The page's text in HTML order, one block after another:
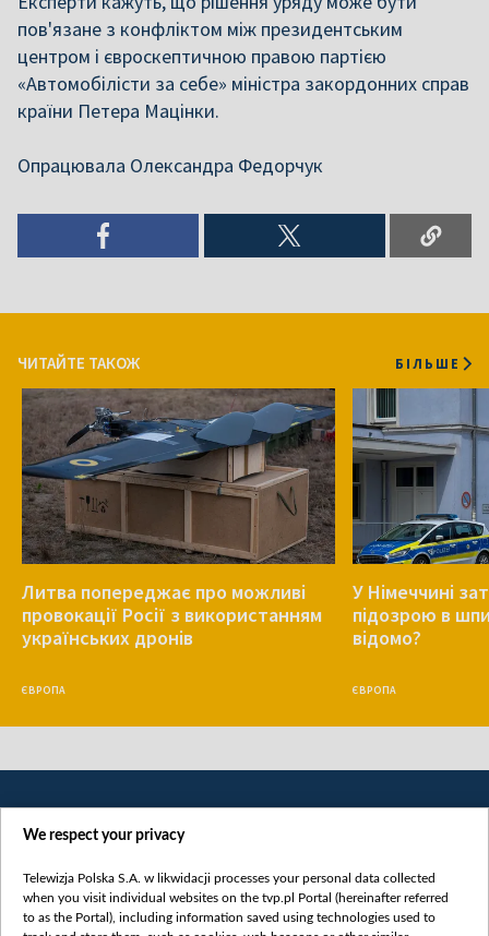
пов'язане з конфліктом між президентським
центром і євроскептичною правою партією
«Автомобілісти за себе» міністра закордонних справ
країни Петера Мацінки.
Опрацювала Олександра Федорчук
ЧИТАЙТЕ ТАКОЖ БІЛЬШЕ
Литва попереджає про можливі
провокації Росії з використанням
українських дронів
ЄВРОПА
У Німеччині
підозрою в
відомо?
ЄВРОПА
We respect your privacy
Telewizja Polska S.A. w likwidacji processes your personal data collected
when you visit individual websites on the tvp.pl Portal (hereinafter referred
to as the Portal), including information saved using technologies used to